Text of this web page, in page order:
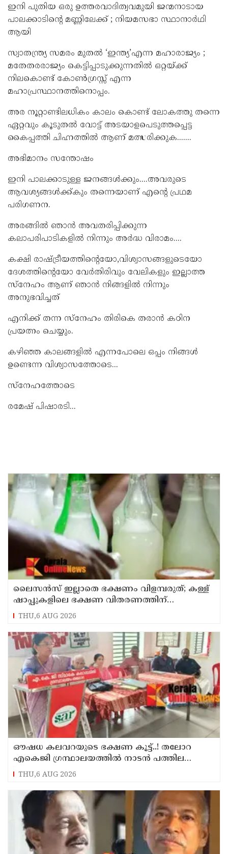
ഇനി പുതിയ ഒരു ഉത്തരവാദിത്വവമുയി ജന്മനാടായ
പാലക്കാടിന്റെ മണ്ണിലേക്ക് ; നിയമസഭാ സ്ഥാനാർഥി
ആയി
സ്വാതന്ത്ര്യ സമരം മുതൽ ‘ഇന്ത്യ’എന്ന മഹാരാജ്യം ;
മതേതരരാജ്യം കെട്ടിപ്പാടുക്കുന്നതിൽ ഒറ്റയ്ക്ക്
നിലകൊണ്ട് കോൺഗ്രസ്സ് എന്ന
മഹാപ്രസ്ഥാനത്തിനൊപ്പം.
അര നൂറ്റാണ്ടിലധികം കാലം കൊണ്ട് ലോകത്തു തന്നെ
ഏറ്റവും കൂടുതൽ വോട്ട് അടയാളപെടുത്തപ്പെട്ട
കൈപ്പത്തി ചിഹ്നത്തിൽ ആണ് മത്സരിക്കുക.......
അഭിമാനം സന്തോഷം
ഇനി പാലക്കാടുള്ള ജനങ്ങൾക്കും....അവരുടെ
ആവശ്യങ്ങൾക്ക്കും തന്നെയാണ് എന്റെ പ്രഥമ
പരിഗണന.
അരങ്ങിൽ ഞാൻ അവതരിപ്പിക്കുന്ന
കലാപരിപാടികളിൽ നിന്നും അർദ്ധ വിരാമം....
കക്ഷി രാഷ്ട്രീയത്തിന്റെയോ,വിശ്വാസങ്ങളുടെയോ
ദേശത്തിന്റെയോ വേർതിരിവും വേലികളും ഇല്ലാത്ത
സ്നേഹം ആണ് ഞാൻ നിങ്ങളിൽ നിന്നും
അനുഭവിച്ചത്
എനിക്ക് തന്ന സ്‌നേഹം തിരികെ തരാൻ കഠിന
പ്രയത്നം ചെയ്യും.
കഴിഞ്ഞ കാലങ്ങളിൽ എന്നപോലെ ഒപ്പം നിങ്ങൾ
ഉണ്ടെന്ന വിശ്വാസത്തോടെ...
സ്നേഹത്തോടെ
രമേഷ് പിഷാരടി...
ലൈസന്‍സ് ഇല്ലാതെ ഭക്ഷണം വിളമ്പരുത്; കള്ള്
ഷാപ്പുകളിലെ ഭക്ഷണ വിതരണത്തിന്
ഭക്ഷ്യസുരക്ഷാ ലൈസന്‍സ് കര്‍ശനമാക്കി
എക്‌സൈസ്
THU,6 AUG 2026
ഔഷധ കലവറയുടെ ഭക്ഷണ കൂട്ട്..! തലോറ
എകെജി ഗ്രന്ഥാലയത്തിൽ നാടൻ പത്തില
കറികളുടെ പ്രദർശനവും ക്ലാസും സംഘടിപ്പിച്ചു
THU,6 AUG 2026